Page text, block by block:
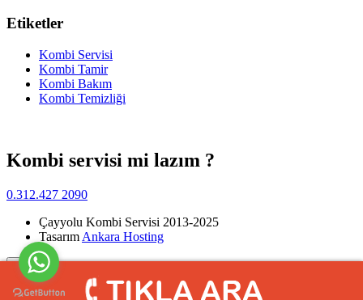
Etiketler
Kombi Servisi
Kombi Tamir
Kombi Bakım
Kombi Temizliği
Kombi servisi mi lazım ?
0.312.427 2090
Çayyolu Kombi Servisi 2013-2025
Tasarım Ankara Hosting
Yukarı
>